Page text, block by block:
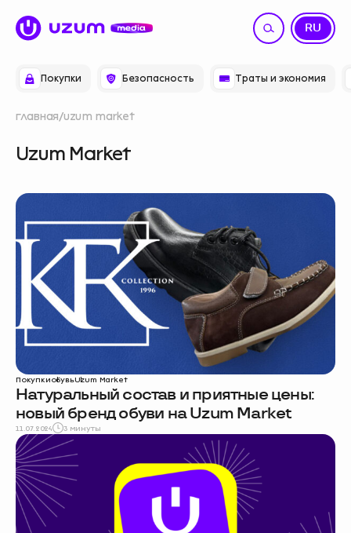
Покупки Безопасность Траты и экономия
RU
UZ
главная uzum market
Uzum Market
ПокупкиобувьUzum Market
Натуральный состав и приятные цены:
новый бренд обуви на Uzum Market
11.07.2024 3 минуты